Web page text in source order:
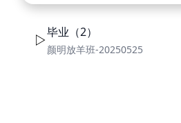
毕业（2）
颜明放羊班-20250525